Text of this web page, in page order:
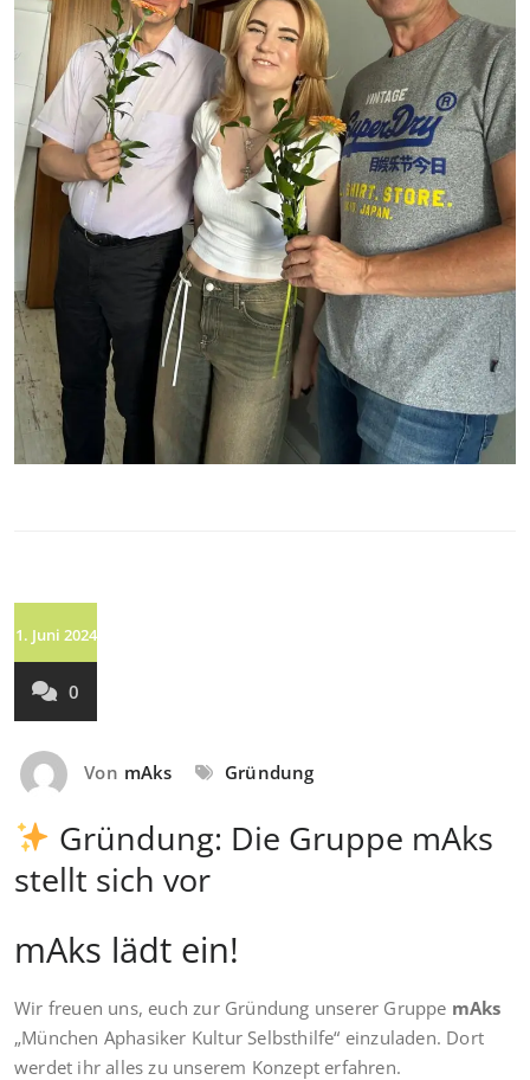
1. Juni 2024
0
Von mAks Gründung
Gründung: Die Gruppe mAks
stellt sich vor
mAks lädt ein!
Wir freuen uns, euch zur Gründung unserer Gruppe mAks
„München Aphasiker Kultur Selbsthilfe“ einzuladen. Dort
werdet ihr alles zu unserem Konzept erfahren.